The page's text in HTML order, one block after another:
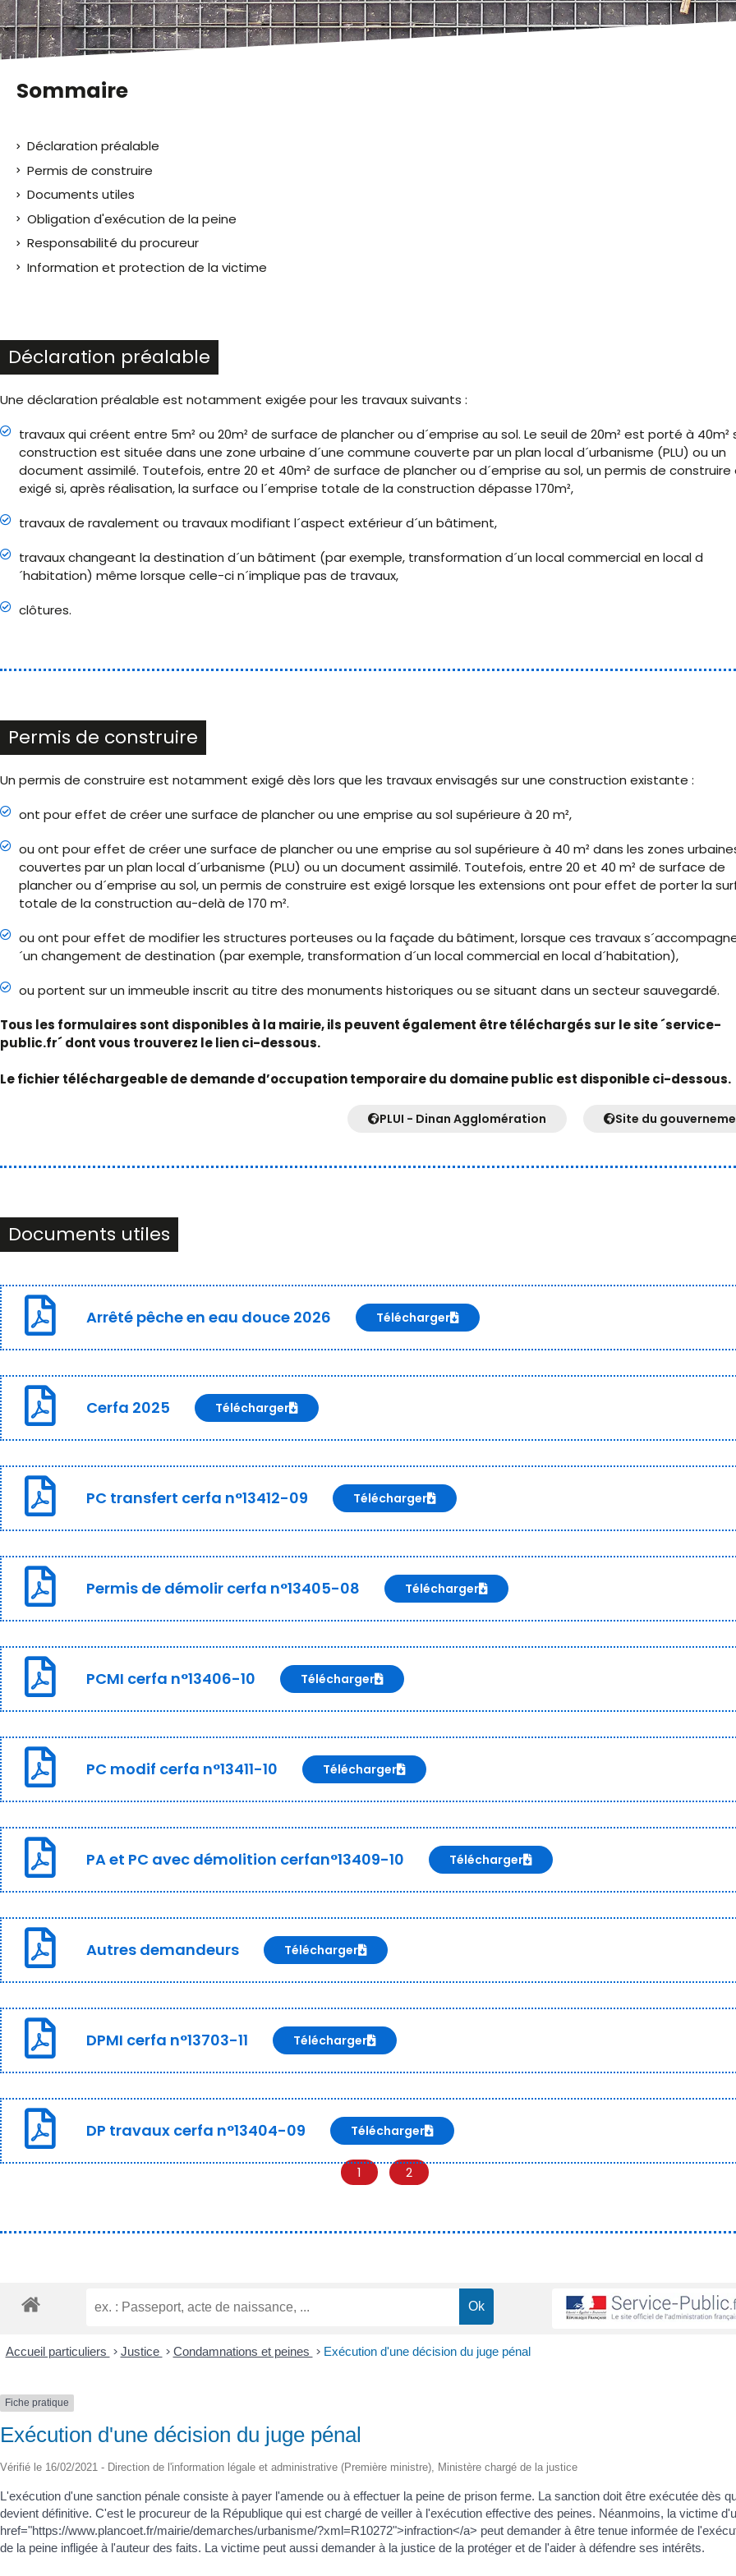
qui
utilisent
un
d'écran ;
Ctrl-
F10
ouvrir
menu
d'accessibilité.
Sommaire
Déclaration préalable
Permis de construire
Documents utiles
Obligation d'exécution de la peine
Responsabilité du procureur
Information et protection de la victime
Déclaration préalable
Une déclaration préalable est notamment exigée pour les travaux suivants :
travaux qui créent entre 5m² ou 20m² de surface de plancher ou d´emprise au sol. Le seuil de 20m² est porté à 40m²
construction est située dans une zone urbaine d´une commune couverte par un plan local d´urbanisme (PLU) ou un
document assimilé. Toutefois, entre 20 et 40m² de surface de plancher ou d´emprise au sol, un permis de construire
exigé si, après réalisation, la surface ou l´emprise totale de la construction dépasse 170m²,
travaux de ravalement ou travaux modifiant l´aspect extérieur d´un bâtiment,
travaux changeant la destination d´un bâtiment (par exemple, transformation d´un local commercial en local d
´habitation) même lorsque celle-ci n´implique pas de travaux,
clôtures.
Permis de construire
Un permis de construire est notamment exigé dès lors que les travaux envisagés sur une construction existante :
ont pour effet de créer une surface de plancher ou une emprise au sol supérieure à 20 m²,
ou ont pour effet de créer une surface de plancher ou une emprise au sol supérieure à 40 m² dans les zones
couvertes par un plan local d´urbanisme (PLU) ou un document assimilé. Toutefois, entre 20 et 40 m² de surface de
plancher ou d´emprise au sol, un permis de construire est exigé lorsque les extensions ont pour effet de porter la
totale de la construction au-delà de 170 m².
ou ont pour effet de modifier les structures porteuses ou la façade du bâtiment, lorsque ces travaux
´un changement de destination (par exemple, transformation d´un local commercial en local d´habitation),
ou portent sur un immeuble inscrit au titre des monuments historiques ou se situant dans un secteur sauvegardé.
Tous les formulaires sont disponibles à la mairie, ils peuvent également être téléchargés sur le site ´service-
public.fr´ dont vous trouverez le lien ci-dessous.
Le fichier téléchargeable de demande d’occupation temporaire du domaine public est disponible ci-dessous.
PLUI - Dinan Agglomération Site du
Documents utiles
Arrêté pêche en eau douce 2026 Télécharger
Cerfa 2025 Télécharger
PC transfert cerfa n°13412-09 Télécharger
Permis de démolir cerfa n°13405-08 Télécharger
PCMI cerfa n°13406-10 Télécharger
PC modif cerfa n°13411-10 Télécharger
PA et PC avec démolition cerfan°13409-10 Télécharger
Autres demandeurs Télécharger
DPMI cerfa n°13703-11 Télécharger
DP travaux cerfa n°13404-09 Télécharger
1 2
Accueil particuliers > Justice > Condamnations et peines > Exécution d'une décision du juge pénal
Fiche pratique
Exécution d'une décision du juge pénal
Vérifié le 16/02/2021 - Direction de l'information légale et administrative (Première ministre), Ministère chargé de la justice
L'exécution d'une sanction pénale consiste à payer l'amende ou à effectuer la peine de prison ferme. La sanction doit être exécutée dès
devient définitive. C'est le procureur de la République qui est chargé de veiller à l'exécution effective des peines. Néanmoins, la victime
href="https://www.plancoet.fr/mairie/demarches/urbanisme/?xml=R10272">infraction</a> peut demander à être tenue informée de
de la peine infligée à l'auteur des faits. La victime peut aussi demander à la justice de la protéger et de l'aider à défendre ses intérêts.